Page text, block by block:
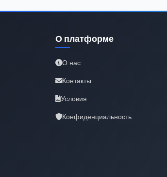
О платформе
О нас
Контакты
Условия
Конфиденциальность